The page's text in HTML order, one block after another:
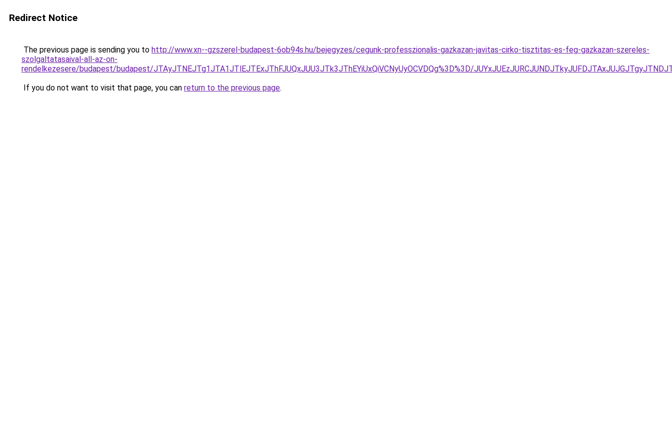
Redirect Notice
The previous page is sending you to http://www.xn--gzszerel-budapest-6ob94s.hu/bejegyzes/cegunk-professzionalis-gazkazan-javitas-cirko-tisztitas-es-feg-gazkazan-szereles-
szolgaltatasaival-all-az-on-
rendelkezesere/budapest/budapest/JTAyJTNEJTg1JTA1JTlEJTExJThFJUQxJUU3JTk3JThEYiUxQiVCNyUyOCVDQg%3D%3D/
If you do not want to visit that page, you can return to the previous page.